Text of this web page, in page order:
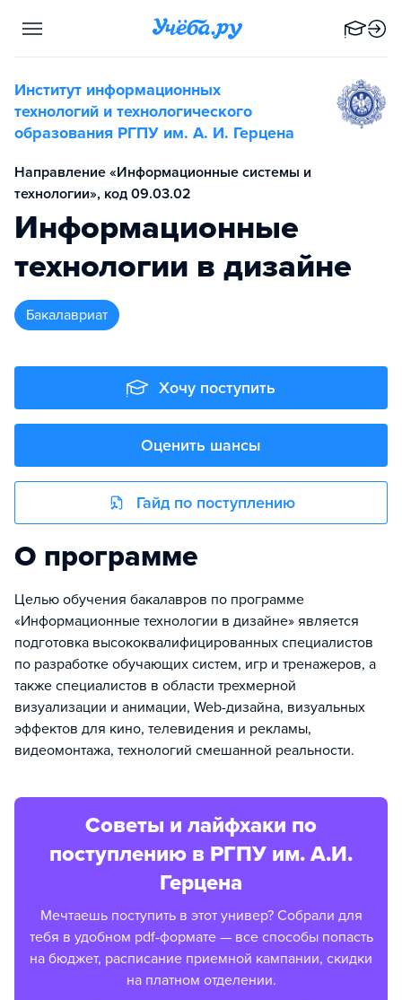
Институт информационных
технологий и технологического
образования РГПУ им. А. И. Герцена
Направление «Информационные системы и
технологии», код 09.03.02
Информационные
технологии в дизайне
бакалавриат
Хочу поступить
Оценить шансы
Гайд по поступлению
О программе
Целью обучения бакалавров по программе
«Информационные технологии в дизайне» является
подготовка высококвалифицированных специалистов
по разработке обучающих систем, игр и тренажеров, а
также специалистов в области трехмерной
визуализации и анимации, Web-дизайна, визуальных
эффектов для кино, телевидения и рекламы,
видеомонтажа, технологий смешанной реальности.
Советы и лайфхаки по
поступлению в РГПУ им. А.И.
Герцена
Мечтаешь поступить в этот универ? Собрали для
тебя в удобном pdf-формате — все способы попасть
на бюджет, расписание приемной кампании, скидки
на платном отделении.